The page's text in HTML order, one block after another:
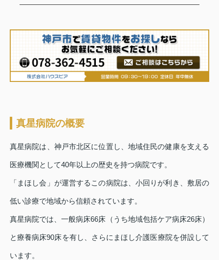
真星病院の概要
真星病院は、神戸市北区に位置し、地域住民の健康を支える
医療機関として40年以上の歴史を持つ病院です。
「まほし会」が運営するこの病院は、小回りが利き、敷居の
低い診療で地域から信頼されています。
真星病院では、一般病床66床（うち地域包括ケア病床26床）
と療養病床90床を有し、さらにまほし介護医療院を併設して
います。